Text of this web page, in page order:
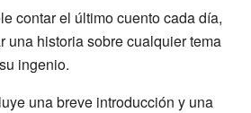
contar el último cuento cada día,
una historia sobre cualquier tema
ingenio.
una breve introducción y una